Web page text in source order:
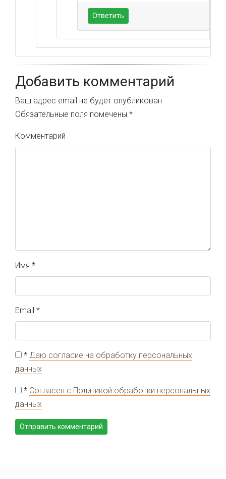
Ответить
Добавить комментарий
Ваш адрес email не будет опубликован.
Обязательные поля помечены *
Комментарий
Имя *
Email *
* Даю согласие на обработку персональных
данных
* Согласен с Политикой обработки персональных
данных